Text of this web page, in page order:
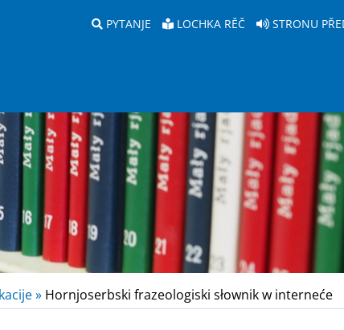
PYTANJE LOCHKA RĚČ STRONU
» Hornjoserbski frazeologiski słownik w interneće